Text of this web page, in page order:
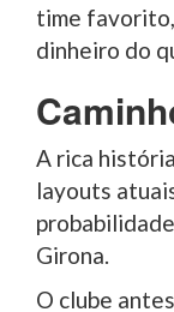
time
dinheiro do
A rica
layouts
Girona.
O clube